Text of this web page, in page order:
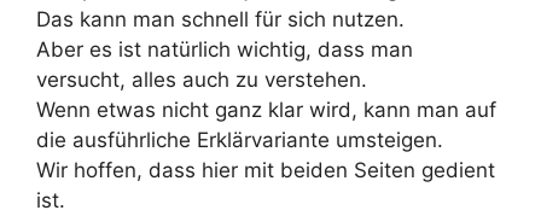
Das kann man schnell für sich nutzen.
Aber es ist natürlich wichtig, dass man
versucht, alles auch zu verstehen.
Wenn etwas nicht ganz klar wird, kann man auf
die ausführliche Erklärvariante umsteigen.
Wir hoffen, dass hier mit beiden Seiten gedient
ist.